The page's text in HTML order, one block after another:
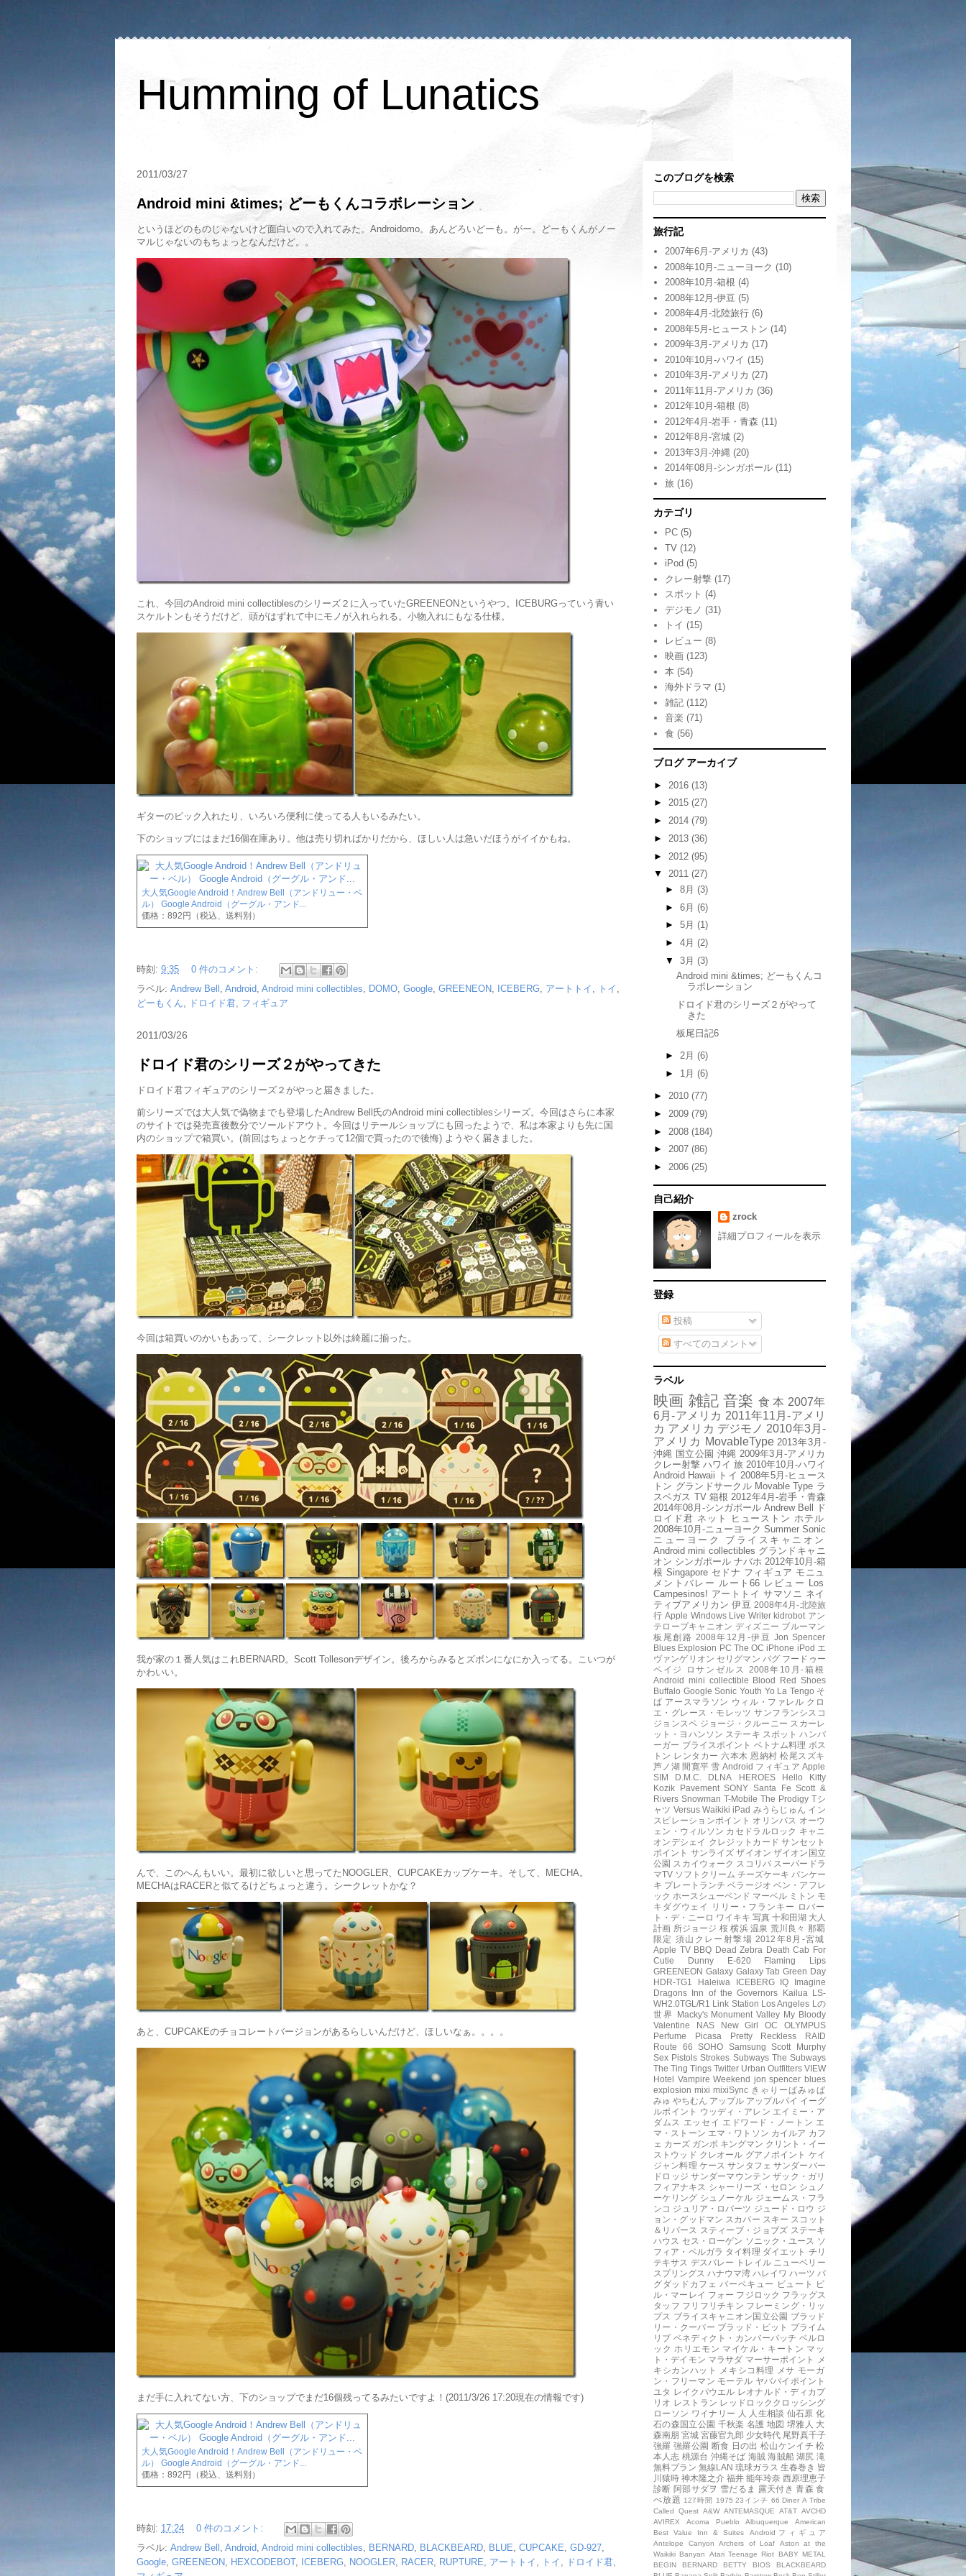
Humming of Lunatics
2011/03/27
Android mini &times; どーもくんコラボレーション
というほどのものじゃないけど面白いので入れてみた。Androidomo。あんどろいどーも。がー。どーもくんがノー
マルじゃないのもちょっとなんだけど。。
これ、今回のAndroid mini collectiblesのシリーズ２に入っていたGREENEONというやつ。ICEBURGっていう青い
スケルトンもそうだけど、頭がはずれて中にモノが入れられる。小物入れにもなる仕様。
ギターのピック入れたり、いろいろ便利に使ってる人もいるみたい。
下のショップにはまだ16個在庫あり。他は売り切ればかりだから、ほしい人は急いだほうがイイかもね。
大人気Google Android！Andrew Bell（アンドリュー・ベ
ル） Google Android（グーグル・アンド...
価格：892円（税込、送料別）
時刻: 9:35
0 件のコメント:
ラベル: Andrew Bell , Android, Android mini collectibles, DOMO, Google, GREENEON, ICEBERG, アートトイ , トイ ,
どーもくん, ドロイド君, フィギュア
2011/03/26
ドロイド君のシリーズ２がやってきた
ドロイド君フィギュアのシリーズ２がやっと届きました。
前シリーズでは大人気で偽物までも登場したAndrew Bell氏のAndroid mini collectiblesシリーズ。今回はさらに本家
のサイトでは発売直後数分でソールドアウト。今回はリテールショップにも回ったようで、私は本家よりも先に国
内のショップで箱買い。(前回はちょっとケチって12個で買ったので後悔) ようやく届きました。
今回は箱買いのかいもあって、シークレット以外は綺麗に揃った。
我が家の１番人気はこれBERNARD。Scott Tollesonデザイン。後ろからみるとズボンになにか入ってる。こいつが
かわいい。
んで、このへんもいい。最初に欲しいと思ってたNOOGLER、CUPCAKEカップケーキ。そして、MECHA。
MECHAはRACERと似てるけどちょっと違う。シークレットかな？
あと、CUPCAKEのチョコレートバージョンがあるらしいんだけど、ほしいなぁ。。。。
まだ手に入れてない方、下のショップでまだ16個残ってるみたいですよ！(2011/3/26 17:20現在の情報です)
大人気Google Android！Andrew Bell（アンドリュー・ベ
ル） Google Android（グーグル・アンド...
価格：892円（税込、送料別）
時刻: 17:24
0 件のコメント:
ラベル: Andrew Bell , Android, Android mini collectibles, BERNARD, BLACKBEARD, BLUE, CUPCAKE, GD-927,
Google, GREENEON, HEXCODEBOT, ICEBERG, NOOGLER, RACER, RUPTURE, アートトイ , トイ , ドロイド君,
このブログを検索
旅行記
2007年6月-アメリカ (43)
2008年10月-ニューヨーク (10)
2008年10月-箱根 (4)
2008年12月-伊豆 (5)
2008年4月-北陸旅行 (6)
2008年5月-ヒューストン (14)
2009年3月-アメリカ (17)
2010年10月-ハワイ (15)
2010年3月-アメリカ (27)
2011年11月-アメリカ (36)
2012年10月-箱根 (8)
2012年4月-岩手・青森 (11)
2012年8月-宮城 (2)
2013年3月-沖縄 (20)
2014年08月-シンガポール (11)
旅 (16)
カテゴリ
PC (5)
TV (12)
iPod (5)
クレー射撃 (17)
スポット (4)
デジモノ (31)
トイ (15)
レビュー (8)
映画 (123)
本 (54)
海外ドラマ (1)
雑記 (112)
音楽 (71)
食 (56)
ブログ アーカイブ
► 2016 (13)
► 2015 (27)
► 2014 (79)
► 2013 (36)
► 2012 (95)
▼ 2011 (27)
► 8月 (3)
► 6月 (6)
► 5月 (1)
► 4月 (2)
▼ 3月 (3)
Android mini &times; どーもくんコ
ラボレーション
ドロイド君のシリーズ２がやって
きた
板尾日記6
► 2月 (6)
► 1月 (6)
► 2010 (77)
► 2009 (79)
► 2008 (184)
► 2007 (86)
► 2006 (25)
自己紹介
zrock
詳細プロフィールを表示
登録
投稿
すべてのコメント
ラベル
映画 雑記 音楽 食 本 2007年
6月-アメリカ 2011年11月-アメリ
カ アメリカ デジモノ 2010年3月-
アメリカ MovableType 2013年3月-
沖縄 国立公園 沖縄 2009年3月-アメリカ
クレー射撃 ハワイ 旅 2010年10月-ハワイ
Android Hawaii トイ 2008年5月-ヒュース
トン グランドサークル Movable Type ラ
スベガス TV 箱根 2012年4月-岩手・青森
2014年08月-シンガポール Andrew Bell ド
ロイド君 ネット ヒューストン ホテル
2008年10月-ニューヨーク Summer Sonic
ニューヨーク
ブライスキャニオン
Android mini collectibles グランドキャニ
オン シンガポール ナバホ 2012年10月-箱
根 Singapore セドナ フィギュア モニュ
メントバレー ルート66 レビュー Los
Campesinos! アートトイ サマソニ ネイ
ティブアメリカン 伊豆 2008年4月-北陸旅
行 Apple Windows Live Writer kidrobot アン
テロープキャニオン ディズニー ブルーマン
板尾創路
2008年12月-伊豆
Jon Spencer
Blues Explosion PC The OC iPhone iPod エ
ヴァンゲリオン セリグマン バグ フードゥー
ペイジ
ロサンゼルス
2008年10月-箱根
Android mini collectible Blood Red Shoes
Buffalo Google Sonic Youth Yo La Tengo そ
ば アースマラソン ウィル・ファレル クロ
エ・グレース・モレッツ サンフランシスコ
ジョンスペ ジョージ・クルーニー スカーレ
ット・ヨハンソン ステーキ スポット ハンバ
ーガー ブライスポイント ベトナム料理 ボス
トン レンタカー 六本木 恩納村 松尾スズキ
芦ノ湖 間寛平 雪 Android フィギュア Apple
SIM
D.M.C. DLNA HEROES
Hello Kitty
Kozik
Pavement SONY Santa Fe
Scott &
Rivers Snowman T-Mobile The Prodigy Tシ
ャツ Versus Waikiki iPad みうらじゅん
イン
スピレーションポイント オリンパス
オーウ
ェン・ウィルソン カセドラルロック キャニ
オンデシェイ クレジットカード サンセット
ポイント サンライズ ザイオン ザイオン国立
公園 スカイウォーク スコリバ スーパードラ
マTV ソフトクリーム チーズケーキ パンケー
キ プレートランチ ベラージオ ベン・アフレ
ック ホースシューベンド マーベル ミトン モ
キダグウェイ
リリー・フランキー
ロバー
ト・デ・ニーロ ワイキキ 写真 十和田湖 大人
計画 所ジョージ 桜 横浜 温泉 荒川良々 那覇
限定 須山クレー射撃場 2012年8月-宮城
Apple TV BBQ Dead Zebra Death Cab For
Cutie
Dunny E-620
Flaming Lips
GREENEON Galaxy Galaxy Tab Green Day
HDR-TG1
Haleiwa ICEBERG IQ
Imagine
Dragons Inn of the Governors Kailua
LS-
WH2.0TGL/R1 Link Station Los Angeles Lの
世界
Macky's Monument Valley My Bloody
Valentine
NAS New Girl OC
OLYMPUS
Perfume
Picasa Pretty Reckless
RAID
Route 66
SOHO Samsung
Scott Murphy
Sex Pistols Strokes Subways The Subways
The Ting Tings Twitter Urban Outfitters VIEW
Hotel Vampire Weekend jon spencer blues
explosion mixi mixiSync きゃりーぱみゅぱ
みゅ やちむん アップル アップルパイ イーグ
ルポイント
ウッディ・アレン エイミー・ア
ダムス
エッセイ エドワード・ノートン エ
マ・ストーン エマ・ワトソン カイルア カフ
ェ カーズ ガンボ キングマン クリント・イー
ストウッド クレオール グアノポイント ケイ
ジャン料理 ケース サンタフェ サンダーバー
ドロッジ サンダーマウンテン ザック・ガリ
フィアナキス
シャーリーズ・セロン シュノ
ーケリング シュノーケル ジェームス・フラ
ンコ ジュリア・ロバーツ ジュード・ロウ ジ
ョン・グッドマン スカパー スキー スコット
＆リバース
スティーブ・ジョブズ ステーキ
ハウス
セス・ローゲン ソニック・ユース
ソ
フィア・ベルガラ タイ料理 ダイエット チリ
テキサス デスバレー トレイル ニューベリー
スプリングス ハナウマ湾 ハレイワ ハーツ バ
グダッドカフェ バーベキュー ビュート
ビ
ル・マーレイ フォー フジロック フラッグス
タッフ フリフリチキン フレーミング・リッ
プス
ブライスキャニオン国立公園 ブラッド
リー・クーパー ブラッド・ピット
プライム
リブ ベネディクト・カンバーバッチ ベルロ
ック ホリエモン マイケル・キートン マッ
ト・デイモン マラサダ マーサーポイント
メ
キシカンハット
メキシコ料理 メサ モーガ
ン・フリーマン モーテル ヤバパイポイント
ユタ
レイクパウエル レオナルド・ディカプ
リオ レストラン レッドロッククロッシング
ローソン ワイナリー 人 人生相談 仙石原 化
石の森国立公園 千秋楽 名護 地図 堺雅人
大
森南朋 宮城 宮藤官九郎 少女時代 尾野真千子
強羅 強羅公園 断食 日の出 松山ケンイチ 松
本人志 桃源台 沖縄そば 海賊 海賊船 湖尻 滝
無料プラン 無線LAN 琉球ガラス 生春巻き 皆
川猿時 神木隆之介 福井 能年玲奈 西原理恵子
診断 阿部サダヲ 雪だるま 露天付き 青森 食
べ放題 127時間 1975 23インチ 66 Diner A Tribe
Called Quest A&W ANTEMASQUE AT&T AVCHD
AVIREX
Acoma Pueblo Albuquerque
American
Best Value Inn & Suites
Androidフィギュア
Antelope Canyon
Archers of Loaf
Aston at the
Waikiki Banyan
Atari Teenage Riot
BABY METAL
BEGIN
BERNARD BETTY BIOS
BLACKBEARD